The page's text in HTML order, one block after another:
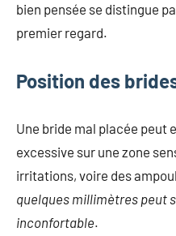
bien pensée se distingue
premier regard.
Position des
Une bride mal placée peut
excessive sur une zone
irritations, voire des
quelques millimètres peut
inconfortable.